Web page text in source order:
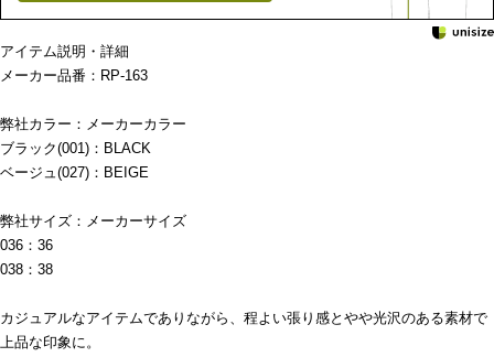
アイテム説明・詳細
メーカー品番：RP-163
弊社カラー：メーカーカラー
ブラック(001)：BLACK
ベージュ(027)：BEIGE
弊社サイズ：メーカーサイズ
036：36
038：38
カジュアルなアイテムでありながら、程よい張り感とやや光沢のある素材で
上品な印象に。